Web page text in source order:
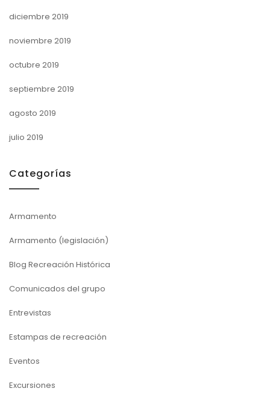
diciembre 2019
noviembre 2019
octubre 2019
septiembre 2019
agosto 2019
julio 2019
Categorías
Armamento
Armamento (legislación)
Blog Recreación Histórica
Comunicados del grupo
Entrevistas
Estampas de recreación
Eventos
Excursiones